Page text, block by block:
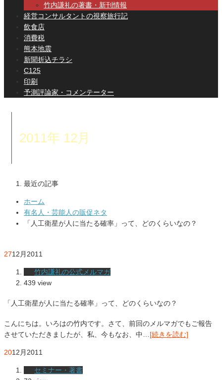
竹内謙礼の著書・新刊情報
経営コンサルタントの視察旅行記
飲食店
消費税
熊本地震
新聞折込チラシ
C125
印刷
予測評論家・コメンテーター
2011年 12月
最近の記事
ホーム
有名人・芸能人の販促ネタ
「人工衛星が人に当たる確率」って、どのくらいなの？
2712月2011
竹内謙礼の公式メルマガ
439 view
「人工衛星が人に当たる確率」って、どのくらいなの？
こんにちは。いろはの竹内です。さて、前回のメルマガでもご報告
させていただきましたが、私、今もなお、中… [続きを読む]
2012月 2011
セミナー・著書